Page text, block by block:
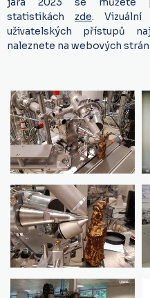
statistikách zde.
uživatelských přístupů
naleznete na webových